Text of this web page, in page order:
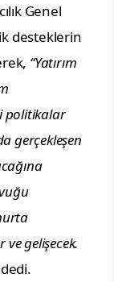
Genel
desteklerin
“Yatırım
politikalar
gerçekleşen
gelişecek.